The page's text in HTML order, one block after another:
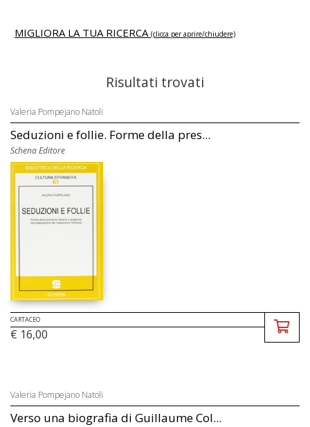
MIGLIORA LA TUA RICERCA (clicca per aprire/chiudere)
Risultati trovati
Valeria Pompejano Natoli
Seduzioni e follie. Forme della pres...
Schena Editore
CARTACEO
€ 16,00
Valeria Pompejano Natoli
Verso una biografia di Guillaume Col...